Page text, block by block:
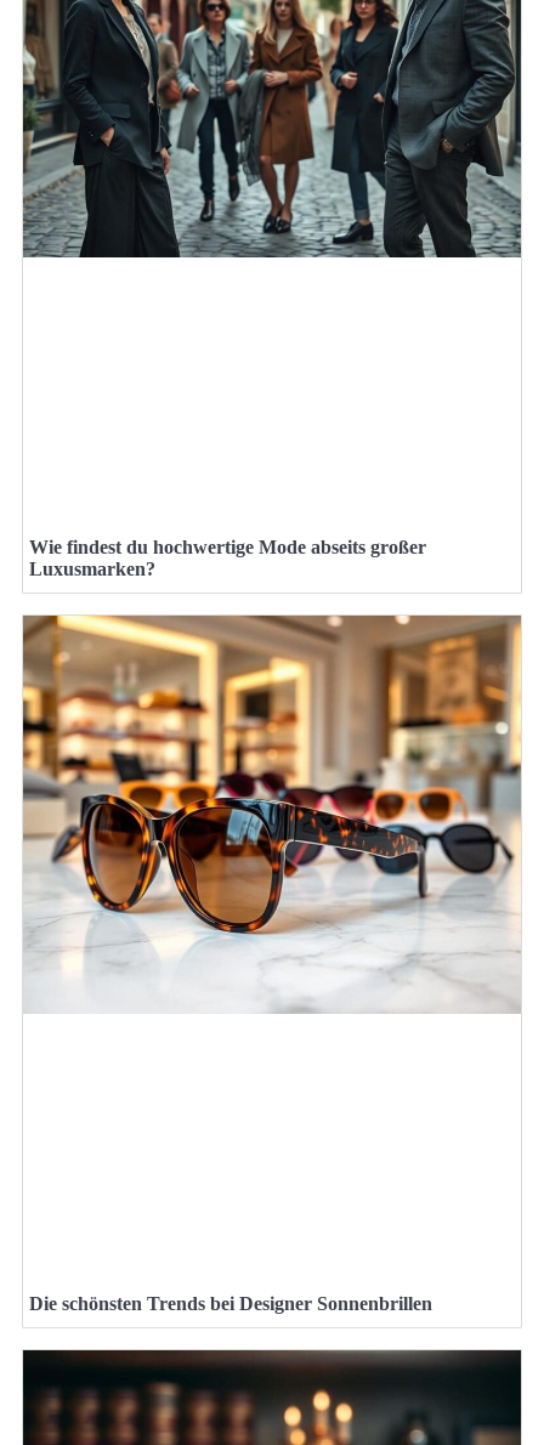
Wie findest du hochwertige Mode abseits großer
Luxusmarken?
Die schönsten Trends bei Designer Sonnenbrillen